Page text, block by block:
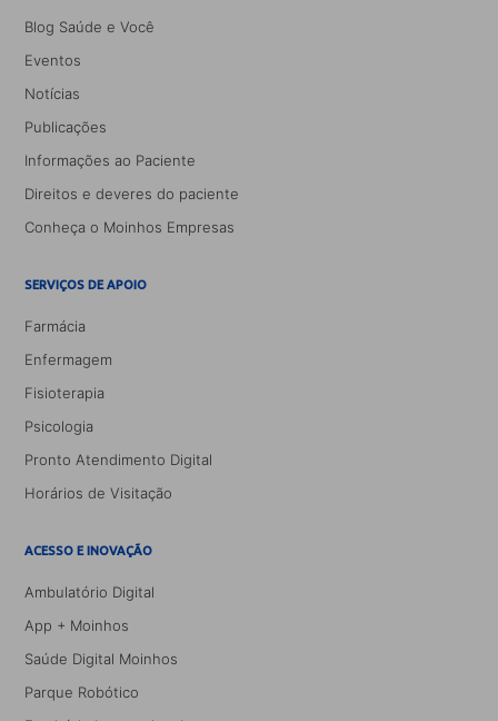
Blog Saúde e Você
Eventos
Notícias
Publicações
Informações ao Paciente
Direitos e deveres do paciente
Conheça o Moinhos Empresas
SERVIÇOS DE APOIO
Farmácia
Enfermagem
Fisioterapia
Psicologia
Pronto Atendimento Digital
Horários de Visitação
ACESSO E INOVAÇÃO
Ambulatório Digital
App + Moinhos
Saúde Digital Moinhos
Parque Robótico